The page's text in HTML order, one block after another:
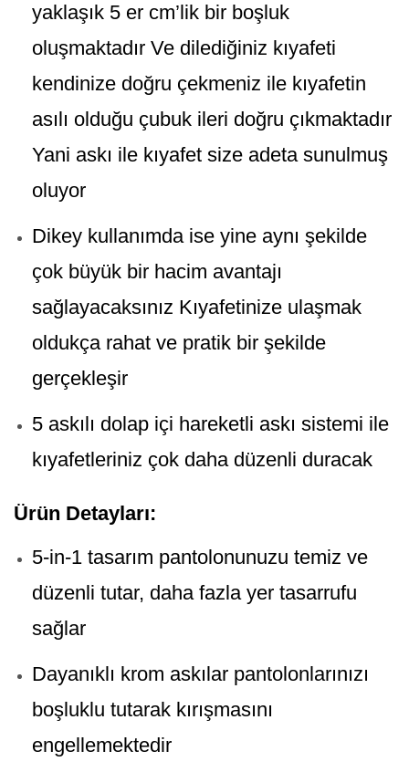
yaklaşık 5 er cm’lik bir boşluk
oluşmaktadır Ve dilediğiniz kıyafeti
kendinize doğru çekmeniz ile kıyafetin
asılı olduğu çubuk ileri doğru çıkmaktadır
Yani askı ile kıyafet size adeta sunulmuş
oluyor
Dikey kullanımda ise yine aynı şekilde
çok büyük bir hacim avantajı
sağlayacaksınız Kıyafetinize ulaşmak
oldukça rahat ve pratik bir şekilde
gerçekleşir
5 askılı dolap içi hareketli askı sistemi ile
kıyafetleriniz çok daha düzenli duracak
Ürün Detayları:
5-in-1 tasarım pantolonunuzu temiz ve
düzenli tutar, daha fazla yer tasarrufu
sağlar
Dayanıklı krom askılar pantolonlarınızı
boşluklu tutarak kırışmasını
engellemektedir